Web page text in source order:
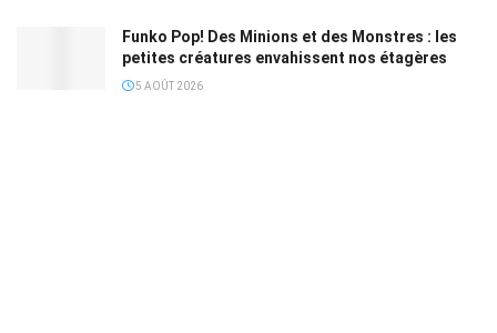
Funko Pop! Des Minions et des Monstres : les
petites créatures envahissent nos étagères
5 AOÛT 2026